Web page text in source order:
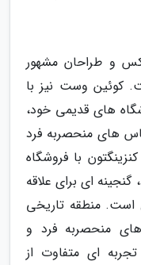
و طراحان مشهور
کوئین وست نیز با
های قدیمی خود،
های منحصربه فرد
با فروشگاه
ای برای علاقه
منطقه تاریخی
منحصربه فرد و
ای متفاوت از